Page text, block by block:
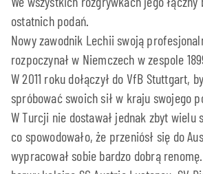
ostatnich podań.
Nowy zawodnik Lechii swoją
rozpoczynał w Niemczech w zespole
W 2011 roku dołączył do VfB Stuttgart,
spróbować swoich sił w kraju swojego
W Turcji nie dostawał jednak zbyt wielu
co spowodowało, że przeniósł się do
wypracował sobie bardzo dobrą